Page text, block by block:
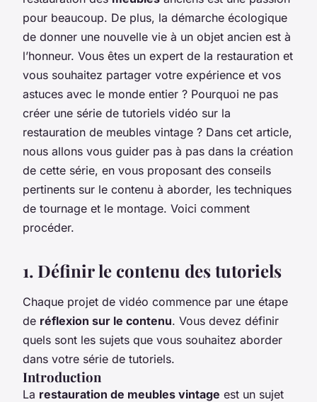
pour beaucoup. De plus, la démarche écologique
de donner une nouvelle vie à un objet ancien est à
l’honneur. Vous êtes un expert de la restauration et
vous souhaitez partager votre expérience et vos
astuces avec le monde entier ? Pourquoi ne pas
créer une série de tutoriels vidéo sur la
restauration de meubles vintage ? Dans cet article,
nous allons vous guider pas à pas dans la création
de cette série, en vous proposant des conseils
pertinents sur le contenu à aborder, les techniques
de tournage et le montage. Voici comment
procéder.
1. Définir le contenu des tutoriels
Chaque projet de vidéo commence par une étape
de réflexion sur le contenu. Vous devez définir
quels sont les sujets que vous souhaitez aborder
dans votre série de tutoriels.
Introduction
La restauration de meubles vintage est un sujet